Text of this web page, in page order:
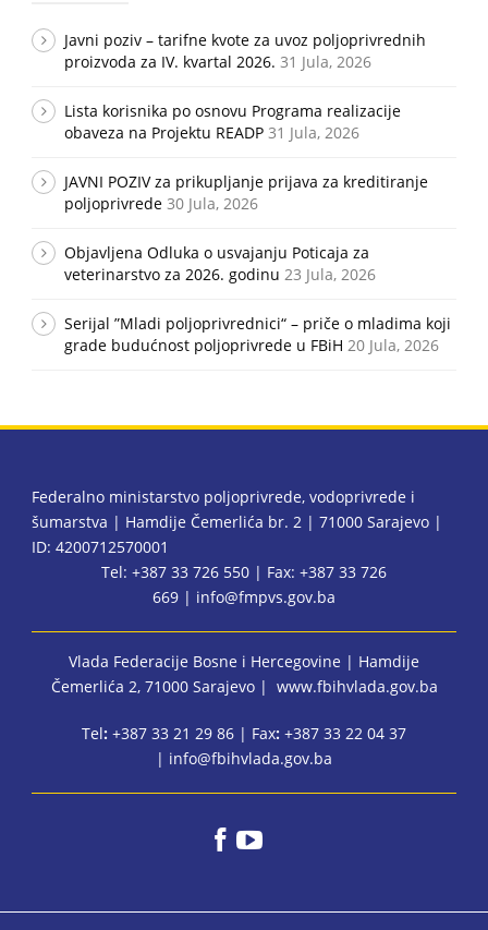
Javni poziv – tarifne kvote za uvoz poljoprivrednih
proizvoda za IV. kvartal 2026. 31 Jula, 2026
Lista korisnika po osnovu Programa realizacije
obaveza na Projektu READP 31 Jula, 2026
JAVNI POZIV za prikupljanje prijava za kreditiranje
poljoprivrede 30 Jula, 2026
Objavljena Odluka o usvajanju Poticaja za
veterinarstvo za 2026. godinu 23 Jula, 2026
Serijal ”Mladi poljoprivrednici“ – priče o mladima koji
grade budućnost poljoprivrede u FBiH 20 Jula, 2026
Federalno ministarstvo poljoprivrede, vodoprivrede i
šumarstva | Hamdije Čemerlića br. 2 | 71000 Sarajevo |
ID: 4200712570001
Tel: +387 33 726 550 | Fax: +387 33 726
669 | info@fmpvs.gov.ba
Vlada Federacije Bosne i Hercegovine | Hamdije
Čemerlića 2, 71000 Sarajevo | www.fbihvlada.gov.ba
Tel: +387 33 21 29 86 | Fax: +387 33 22 04 37
| info@fbihvlada.gov.ba